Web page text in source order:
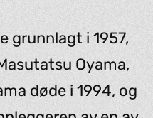
grunnlagt i 1957,
Oyama,
døde i 1994, og